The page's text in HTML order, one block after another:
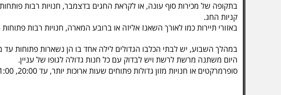
בתקופה של מכירות סוף עונה, או לקראת החגים בדצמבר, חנויות רבות
קניות החג.
באזורי תיירות כמו לאורך השאנז אליזה או ברובע המארה, חנויות רבות פתוחות 365 ימים בשנה, חלקן עד שעות מאוחרות בלילה.
במהלך השבוע, יש לבתי הכלבו הגדולים לילה אחד בו הן נשארות פתוחות עד מאוחר
היום משתנה מרשת לרשת ויש לבדוק עם כל חנות גדולה לגופו של עניין.
סופרמרקטים או חנויות מזון גדולות פתוחים שעות ארוכות יותר, עד 20:00, 21:00 ואפילו 22:00 - תלוי בסביבה ובסוג החנות